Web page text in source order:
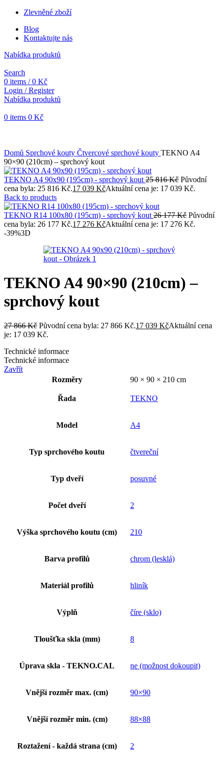
Zlevněné zboží
Blog
Kontaktujte nás
Nabídka produktů
Search
0 items / 0 Kč
Login / Register
Nabídka produktů
0 items 0 Kč
Domů Sprchové kouty Čtvercové sprchové kouty TEKNO A4
90×90 (210cm) – sprchový kout
TEKNO A4 90x90 (195cm) - sprchový kout 25 816Kč Původní
cena byla: 25 816 Kč.17 039 KčAktuální cena je: 17 039 Kč.
Back to products
TEKNO R14 100x80 (195cm) - sprchový kout 26 177Kč Původní
cena byla: 26 177 Kč.17 276 KčAktuální cena je: 17 276 Kč.
-39%3D
TEKNO A4 90×90 (210cm) –
sprchový kout
27 866Kč Původní cena byla: 27 866 Kč.17 039 KčAktuální cena
je: 17 039 Kč.
Technické informace
Technické informace
Zavřít
Rozměry
90 × 90 × 210 cm
Řada TEKNO
Model A4
Typ sprchového koutu čtvereční
Typ dveří posuvné
Počet dveří 2
Výška sprchového koutu (cm) 210
Barva profilů chrom (lesklá)
Materiál profilů hliník
Výplň číre (sklo)
Tloušťka skla (mm) 8
Úprava skla - TEKNO.CAL ne (možnost dokoupit)
Vnější rozměr max. (cm) 90×90
Vnější rozměr min. (cm) 88×88
Roztažení - každá strana (cm) 2